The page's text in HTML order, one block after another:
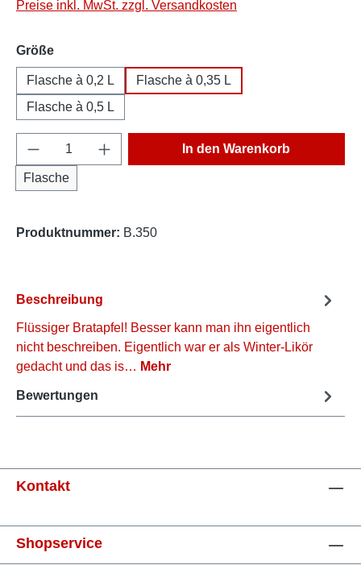
Preise inkl. MwSt. zzgl. Versandkosten
Größeauswählen
Flasche à 0,2 L
Flasche à 0,35 L
Flasche à 0,5 L
Produkt Anzahl: Gib den gewünschten
Flasche
In den Warenkorb
Produktnummer: B.350
Beschreibung
Flüssiger Bratapfel! Besser kann man ihn eigentlich
nicht beschreiben. Eigentlich war er als Winter-Likör
gedacht und das is… Mehr
Bewertungen
Kontakt
Shopservice